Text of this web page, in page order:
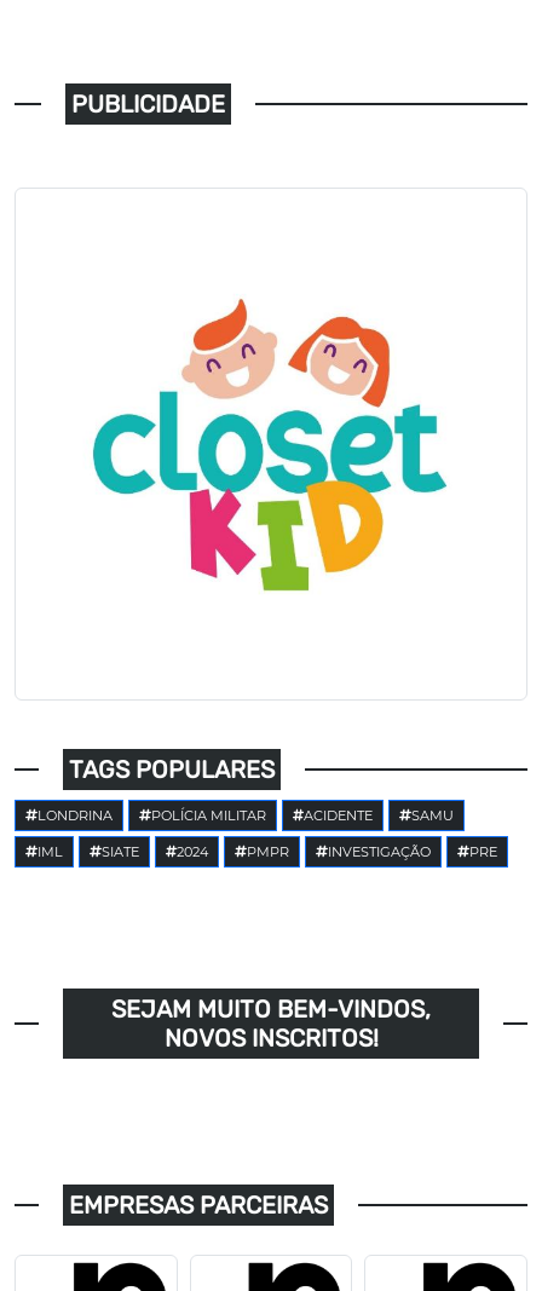
PUBLICIDADE
TAGS POPULARES
LONDRINA POLÍCIA MILITAR ACIDENTE SAMU
IML SIATE 2024 PMPR INVESTIGAÇÃO PRE
SEJAM MUITO BEM-VINDOS,
NOVOS INSCRITOS!
EMPRESAS PARCEIRAS